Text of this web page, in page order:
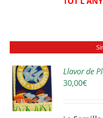
Llavor de
30,00€